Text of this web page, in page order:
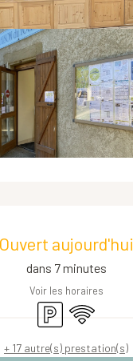
Ouvert aujourd'hui
dans 7 minutes
Voir les horaires
ParkingWiFi
+ 17 autre(s) prestation(s)